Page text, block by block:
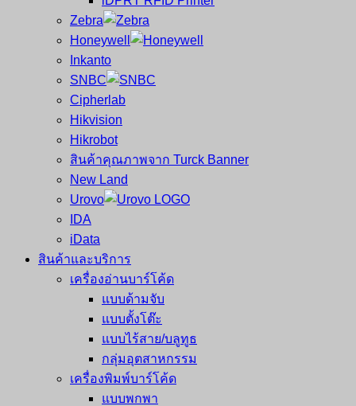
Zebra
Honeywell
Inkanto
SNBC
Cipherlab
Hikvision
Hikrobot
สินค้าคุณภาพจาก Turck Banner
New Land
Urovo
IDA
iData
สินค้าและบริการ
เครื่องอ่านบาร์โค้ด
แบบด้ามจับ
แบบตั้งโต๊ะ
แบบไร้สาย/บลูทูธ
กลุ่มอุตสาหกรรม
เครื่องพิมพ์บาร์โค้ด
แบบพกพา